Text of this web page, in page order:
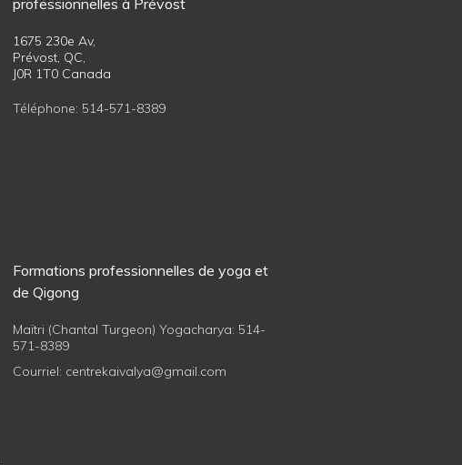
professionnelles à Prévost
1675 230e Av,
Prévost, QC,
J0R 1T0 Canada
Téléphone: 514-571-8389
Formations professionnelles de yoga et
de Qigong
Maïtri (Chantal Turgeon) Yogacharya: 514-
571-8389
Courriel: centrekaivalya@gmail.com